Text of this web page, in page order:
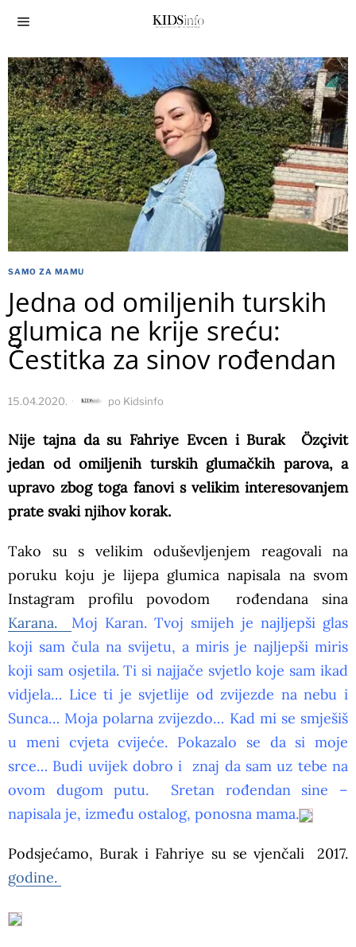
SAMO ZA MAMU
Jedna od omiljenih turskih
glumica ne krije sreću:
Čestitka za sinov rođendan
15.04.2020. po Kidsinfo
Nije tajna da su Fahriye Evcen i Burak Özçivit
jedan od omiljenih turskih glumačkih parova, a
upravo zbog toga fanovi s velikim interesovanjem
prate svaki njihov korak.
Tako su s velikim oduševljenjem reagovali na
poruku koju je lijepa glumica napisala na svom
Instagram profilu povodom rođendana sina
Karana. Moj Karan. Tvoj smijeh je najljepši glas
koji sam čula na svijetu, a miris je najljepši miris
koji sam osjetila. Ti si najjače svjetlo koje sam ikad
vidjela… Lice ti je svjetlije od zvijezde na nebu i
Sunca… Moja polarna zvijezdo… Kad mi se smješiš
u meni cvjeta cvijeće. Pokazalo se da si moje
srce… Budi uvijek dobro i znaj da sam uz tebe na
ovom dugom putu. Sretan rođendan sine –
napisala je, između ostalog, ponosna mama.
Podsjećamo, Burak i Fahriye su se vjenčali 2017.
godine.